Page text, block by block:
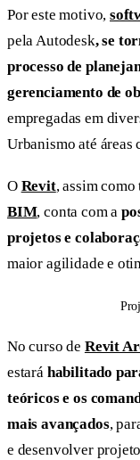
Por este motivo,
pela Autodesk, se
processo de
gerenciamento de
empregadas em
Urbanismo até áreas
O Revit, assim
BIM, conta com a
projetos e
maior agilidade e
No curso de Revit
estará habilitado
teóricos e os
mais avançados,
e desenvolver